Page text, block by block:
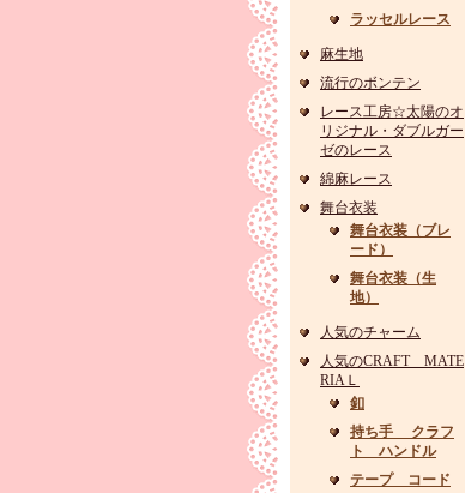
ラッセルレース
麻生地
流行のボンテン
レース工房☆太陽のオ
リジナル・ダブルガー
ゼのレース
綿麻レース
舞台衣装
舞台衣装（ブレ
ード）
舞台衣装（生
地）
人気のチャーム
人気のCRAFT MATE
RIAＬ
釦
持ち手 クラフ
ト ハンドル
テープ コード